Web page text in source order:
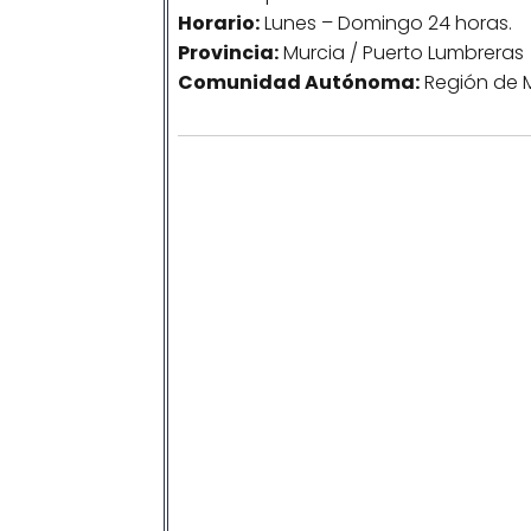
Horario:Lunes – Domingo 24 horas.
Provincia:Murcia / Puerto Lumbreras
ComunidadAutónoma:Región de